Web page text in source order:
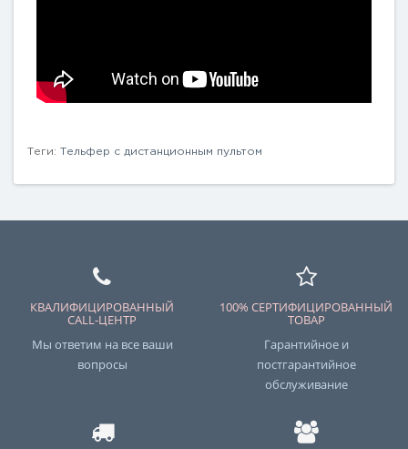
Теги: Тельфер с дистанционным пультом
КВАЛИФИЦИРОВАННЫЙ
CALL-ЦЕНТР
Мы ответим на все ваши
вопросы
100% СЕРТИФИЦИРОВАННЫЙ
ТОВАР
Гарантийное и
постгарантийное
обслуживание